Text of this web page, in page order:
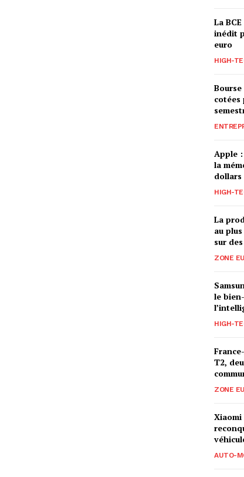
La
inédit
euro
HIGH-
cotées
Apple
la
dollars
HIGH-
La
au
sur
ZONE
le
HIGH-
T2,
ZONE
Xiaomi
AUTO-